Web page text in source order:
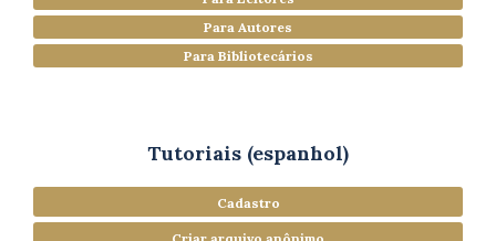
Para Autores
Para Bibliotecários
Tutoriais (espanhol)
Cadastro
Criar arquivo anônimo